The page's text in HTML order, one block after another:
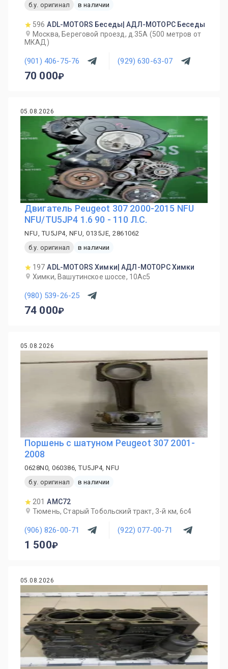
б.у. оригинал
в наличии
596 ADL-MOTORS Беседы| АДЛ-МОТОРС Беседы
Москва, Береговой проезд, д.35А (500 метров от
МКАД)
(901) 406-75-76 (929) 630-63-07
70 000
05.08.2026
Двигатель Peugeot 307 2000-2015 NFU
NFU/TU5JP4 1.6 90 - 110 Л.С.
NFU, TU5JP4, NFU, 0135JE, 2861062
б.у. оригинал
в наличии
197 ADL-MOTORS Химки| АДЛ-МОТОРС Химки
Химки, Вашутинское шоссе, 10Ас5
(980) 539-26-25
74 000
05.08.2026
Поршень с шатуном Peugeot 307 2001-
2008
0628N0, 060386, TU5JP4, NFU
б.у. оригинал
в наличии
201 AMC72
Тюмень, Старый Тобольский тракт, 3-й км, 6с4
(906) 826-00-71 (922) 077-00-71
1 500
05.08.2026